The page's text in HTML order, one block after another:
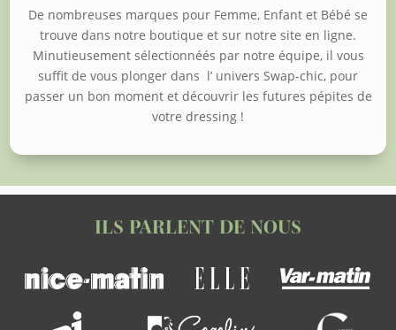
De nombreuses marques pour Femme, Enfant et Bébé se
trouve dans notre boutique et sur notre site en ligne.
Minutieusement sélectionnéés par notre équipe, il vous
suffit de vous plonger dans l’ univers Swap-chic, pour
passer un bon moment et découvrir les futures pépites de
votre dressing !
ILS PARLENT DE NOUS